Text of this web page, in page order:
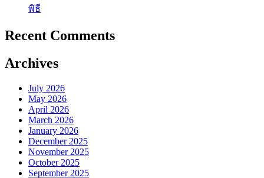
พิธี
Recent Comments
Archives
July 2026
May 2026
April 2026
March 2026
January 2026
December 2025
November 2025
October 2025
September 2025